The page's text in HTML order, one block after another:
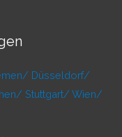
Düsseldorf/
Stuttgart/ Wien/